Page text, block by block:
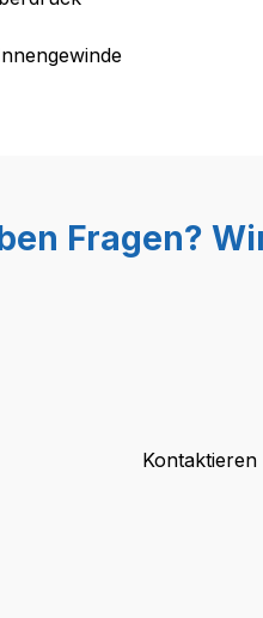
Fragen?